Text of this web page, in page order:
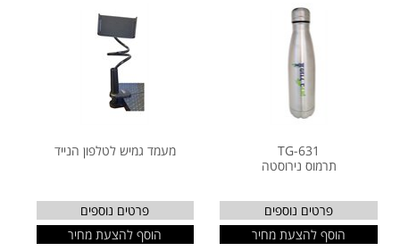
TG-631
תרמוס נירוסטה
פרטים נוספים
הוסף להצעת מחיר
מעמד גמיש לטלפון הנייד
פרטים נוספים
הוסף להצעת מחיר